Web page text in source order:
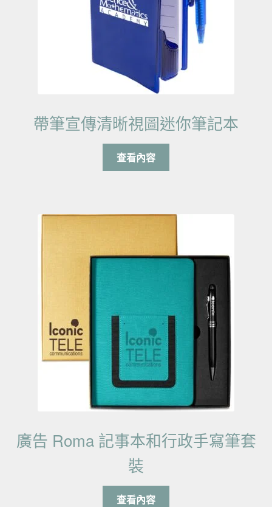
帶筆宣傳清晰視圖迷你筆記本
查看內容
廣告 Roma 記事本和行政手寫筆套
裝
查看內容